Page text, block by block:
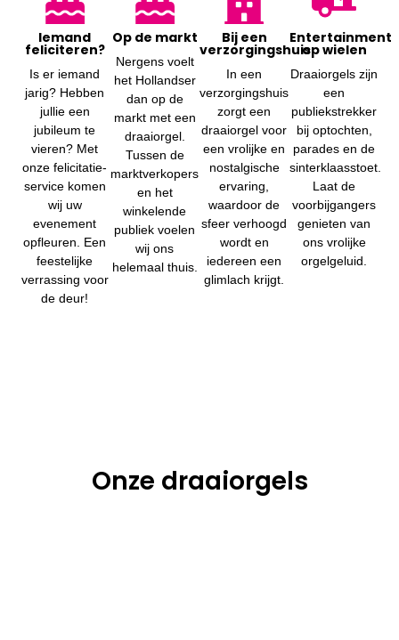
Iemand
feliciteren?
Is er iemand
jarig? Hebben
jullie een
jubileum te
vieren? Met
onze felicitatie-
service komen
wij uw
evenement
opfleuren. Een
feestelijke
verrassing voor
de deur!
Op de markt
Nergens voelt
het Hollandser
dan op de
markt met een
draaiorgel.
Tussen de
marktverkopers
en het
winkelende
publiek voelen
wij ons
helemaal thuis.
Bij een
verzorgingshuis
In een
verzorgingshuis
zorgt een
draaiorgel voor
een vrolijke en
nostalgische
ervaring,
waardoor de
sfeer verhoogd
wordt en
iedereen een
glimlach krijgt.
Entertainment
op wielen
Draaiorgels zijn
een
publiekstrekker
bij optochten,
parades en de
sinterklaasstoet.
Laat de
voorbijgangers
genieten van
ons vrolijke
orgelgeluid.
Onze draaiorgels